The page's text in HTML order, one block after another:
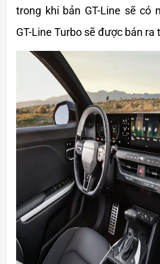
trong khi bản GT-Line sẽ có
GT-Line Turbo sẽ được bán